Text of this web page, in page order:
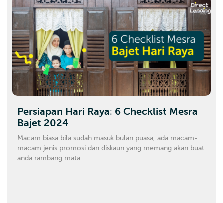
Persiapan Hari Raya: 6 Checklist Mesra
Bajet 2024
Macam biasa bila sudah masuk bulan puasa, ada macam-
macam jenis promosi dan diskaun yang memang akan buat
anda rambang mata